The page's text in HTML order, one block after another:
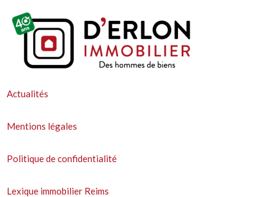
Actualités
Mentions légales
Politique de confidentialité
Lexique immobilier Reims